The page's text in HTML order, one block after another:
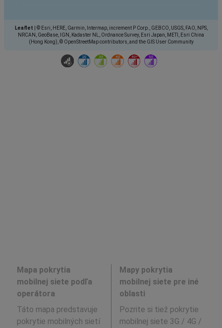
Leaflet
© Esri, HERE, Garmin, Intermap, increment P Corp., GEBCO, USGS, FAO, NPS,
NRCAN, GeoBase, IGN, Kadaster NL, Ordnance Survey, Esri Japan, METI, Esri China
(Hong Kong), © OpenStreetMap contributors, and the GIS User Community
Mapa pokrytia
mobilnej siete podľa
operátora
Táto mapa predstavuje
pokrytie mobilných sietí
Mapy pokrytia
mobilnej siete pre iné
oblasti
Pozrite si tiež pokrytie
mobilnej siete 3G / 4G /